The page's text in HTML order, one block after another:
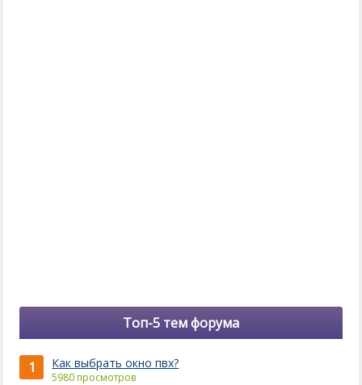
Топ-5 тем форума
1 Как выбрать окно пвх?
5980 просмотров